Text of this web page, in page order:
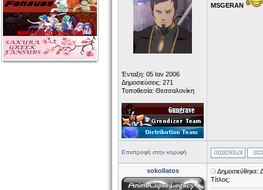
Ένταξη: 05 Ιαν 2006
Δημοσιεύσεις: 271
Τοποθεσία: Θεσσαλονίκη
MSGERAN
Επιστροφή στην κορυφή
sokollatos
Δημοσιεύθηκε:
Τίτλος: